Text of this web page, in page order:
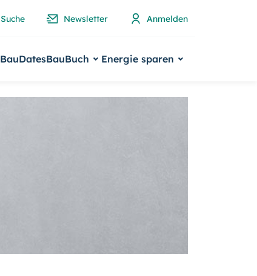
Suche Newsletter Anmelden
BauDatesBauBuch Energie sparen